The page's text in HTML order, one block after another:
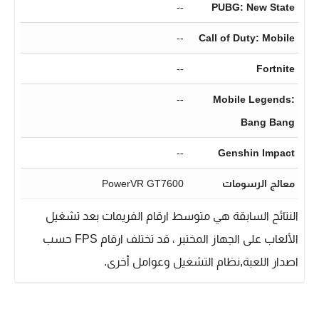
PUBG: New State
--
Call of Duty: Mobile
--
Fortnite
--
Mobile Legends:
Bang Bang
--
Genshin Impact
--
معالج الرسومات PowerVR GT7600
النتائح السابقة هي متوسط ارقام الفريمات بعد تشغيل
الألعاب على الجهاز المختبر ، قد تختلف ارقام FPS حسب
اصدار اللعبة,نظام التشغيل وعوامل أخرى.